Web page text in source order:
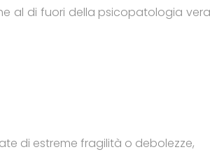
al di fuori della psico­patologia
di estreme fragilità o debolezze,